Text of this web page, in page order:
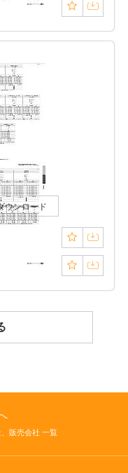
ウンロード
販売会社 一覧